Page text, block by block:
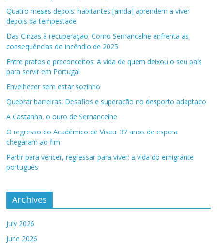
Quatro meses depois: habitantes [ainda] aprendem a viver
depois da tempestade
Das Cinzas à recuperação: Como Sernancelhe enfrenta as
consequências do incêndio de 2025
Entre pratos e preconceitos: A vida de quem deixou o seu país
para servir em Portugal
Envelhecer sem estar sozinho
Quebrar barreiras: Desafios e superação no desporto adaptado
A Castanha, o ouro de Sernancelhe
O regresso do Académico de Viseu: 37 anos de espera
chegaram ao fim
Partir para vencer, regressar para viver: a vida do emigrante
português
Archives
July 2026
June 2026